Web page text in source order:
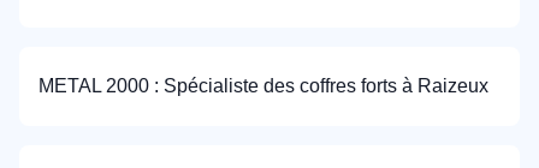
METAL 2000 : Spécialiste des coffres forts à Raizeux